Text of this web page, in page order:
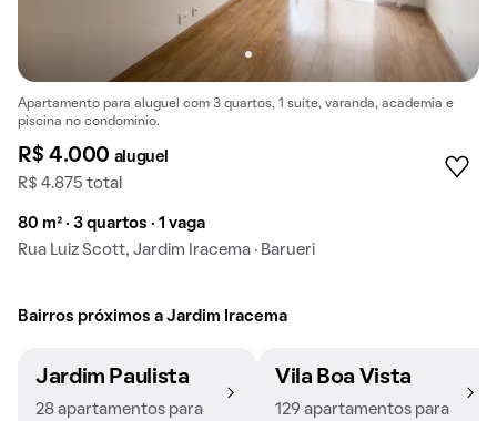
Apartamento para aluguel com 3 quartos, 1 suíte, varanda, academia e
piscina no condomínio.
R$ 4.000 aluguel
R$ 4.875 total
80 m² · 3 quartos · 1 vaga
Rua Luiz Scott, Jardim Iracema · Barueri
Bairros próximos a Jardim Iracema
Jardim Paulista
28 apartamentos para
Vila Boa Vista
129 apartamentos para